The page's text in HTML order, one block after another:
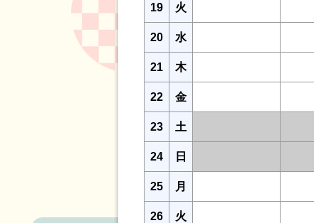
19 火
20 水
21 木
22 金
23 土
24 日
25 月
26 火